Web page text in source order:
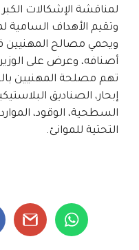
لمناقشة الإشكالات
وتقيم الأهداف
ويحمي مصالح المهنيين
أصنافه، وعرض على
تهم مصلحة المهنيين
إبحار، الصناديق
التحتية للموانئ.